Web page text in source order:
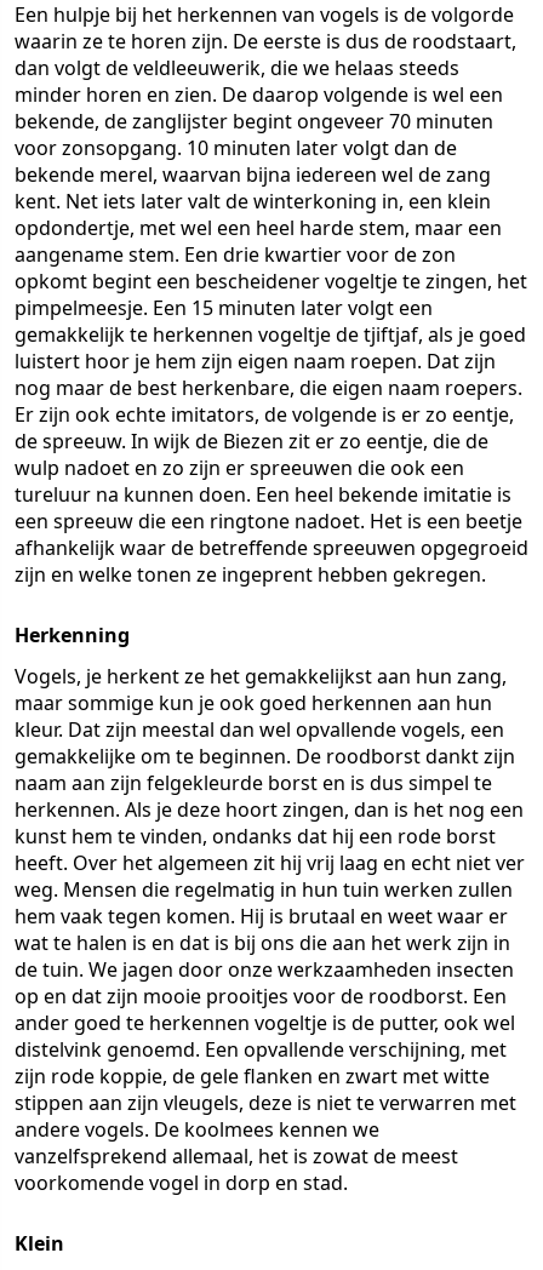
Een hulpje bij het herkennen van vogels is de volgorde
waarin ze te horen zijn. De eerste is dus de roodstaart,
dan volgt de veldleeuwerik, die we helaas steeds
minder horen en zien. De daarop volgende is wel een
bekende, de zanglijster begint ongeveer 70 minuten
voor zonsopgang. 10 minuten later volgt dan de
bekende merel, waarvan bijna iedereen wel de zang
kent. Net iets later valt de winterkoning in, een klein
opdondertje, met wel een heel harde stem, maar een
aangename stem. Een drie kwartier voor de zon
opkomt begint een bescheidener vogeltje te zingen, het
pimpelmeesje. Een 15 minuten later volgt een
gemakkelijk te herkennen vogeltje de tjiftjaf, als je goed
luistert hoor je hem zijn eigen naam roepen. Dat zijn
nog maar de best herkenbare, die eigen naam roepers.
Er zijn ook echte imitators, de volgende is er zo eentje,
de spreeuw. In wijk de Biezen zit er zo eentje, die de
wulp nadoet en zo zijn er spreeuwen die ook een
tureluur na kunnen doen. Een heel bekende imitatie is
een spreeuw die een ringtone nadoet. Het is een beetje
afhankelijk waar de betreffende spreeuwen opgegroeid
zijn en welke tonen ze ingeprent hebben gekregen.
Herkenning
Vogels, je herkent ze het gemakkelijkst aan hun zang,
maar sommige kun je ook goed herkennen aan hun
kleur. Dat zijn meestal dan wel opvallende vogels, een
gemakkelijke om te beginnen. De roodborst dankt zijn
naam aan zijn felgekleurde borst en is dus simpel te
herkennen. Als je deze hoort zingen, dan is het nog een
kunst hem te vinden, ondanks dat hij een rode borst
heeft. Over het algemeen zit hij vrij laag en echt niet ver
weg. Mensen die regelmatig in hun tuin werken zullen
hem vaak tegen komen. Hij is brutaal en weet waar er
wat te halen is en dat is bij ons die aan het werk zijn in
de tuin. We jagen door onze werkzaamheden insecten
op en dat zijn mooie prooitjes voor de roodborst. Een
ander goed te herkennen vogeltje is de putter, ook wel
distelvink genoemd. Een opvallende verschijning, met
zijn rode koppie, de gele flanken en zwart met witte
stippen aan zijn vleugels, deze is niet te verwarren met
andere vogels. De koolmees kennen we
vanzelfsprekend allemaal, het is zowat de meest
voorkomende vogel in dorp en stad.
Klein